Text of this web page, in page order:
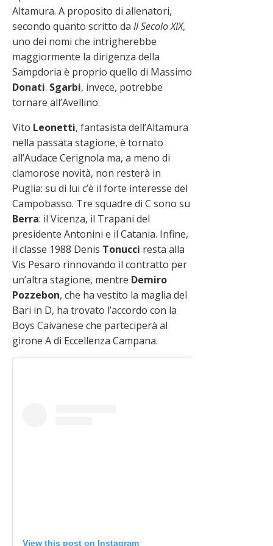
Altamura. A proposito di allenatori,
secondo quanto scritto da Il Secolo XIX,
uno dei nomi che intrigherebbe
maggiormente la dirigenza della
Sampdoria è proprio quello di Massimo
Donati. Sgarbi, invece, potrebbe
tornare all’Avellino.
Vito Leonetti, fantasista dell’Altamura
nella passata stagione, è tornato
all’Audace Cerignola ma, a meno di
clamorose novità, non resterà in
Puglia: su di lui c’è il forte interesse del
Campobasso. Tre squadre di C sono su
Berra: il Vicenza, il Trapani del
presidente Antonini e il Catania. Infine,
il classe 1988 Denis Tonucci resta alla
Vis Pesaro rinnovando il contratto per
un’altra stagione, mentre Demiro
Pozzebon, che ha vestito la maglia del
Bari in D, ha trovato l’accordo con la
Boys Caivanese che parteciperà al
girone A di Eccellenza Campana.
View this post on Instagram